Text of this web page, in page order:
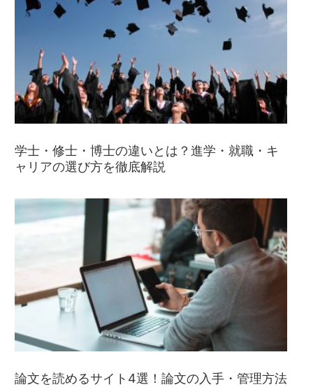
学士・修士・博士の違いとは？進学・就職・キ
ャリアの選び方を徹底解説
論文を読めるサイト4選！論文の入手・管理方法